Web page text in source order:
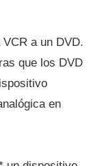
a un DVD.
que los DVD
en